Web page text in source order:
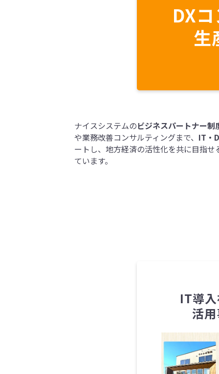
DX
生
ナイスシステムのビジネスパートナー制
や業務改善コンサルティングまで、 IT・
ートし、地方経済の活性化を共に目指
ています。
IT導
活